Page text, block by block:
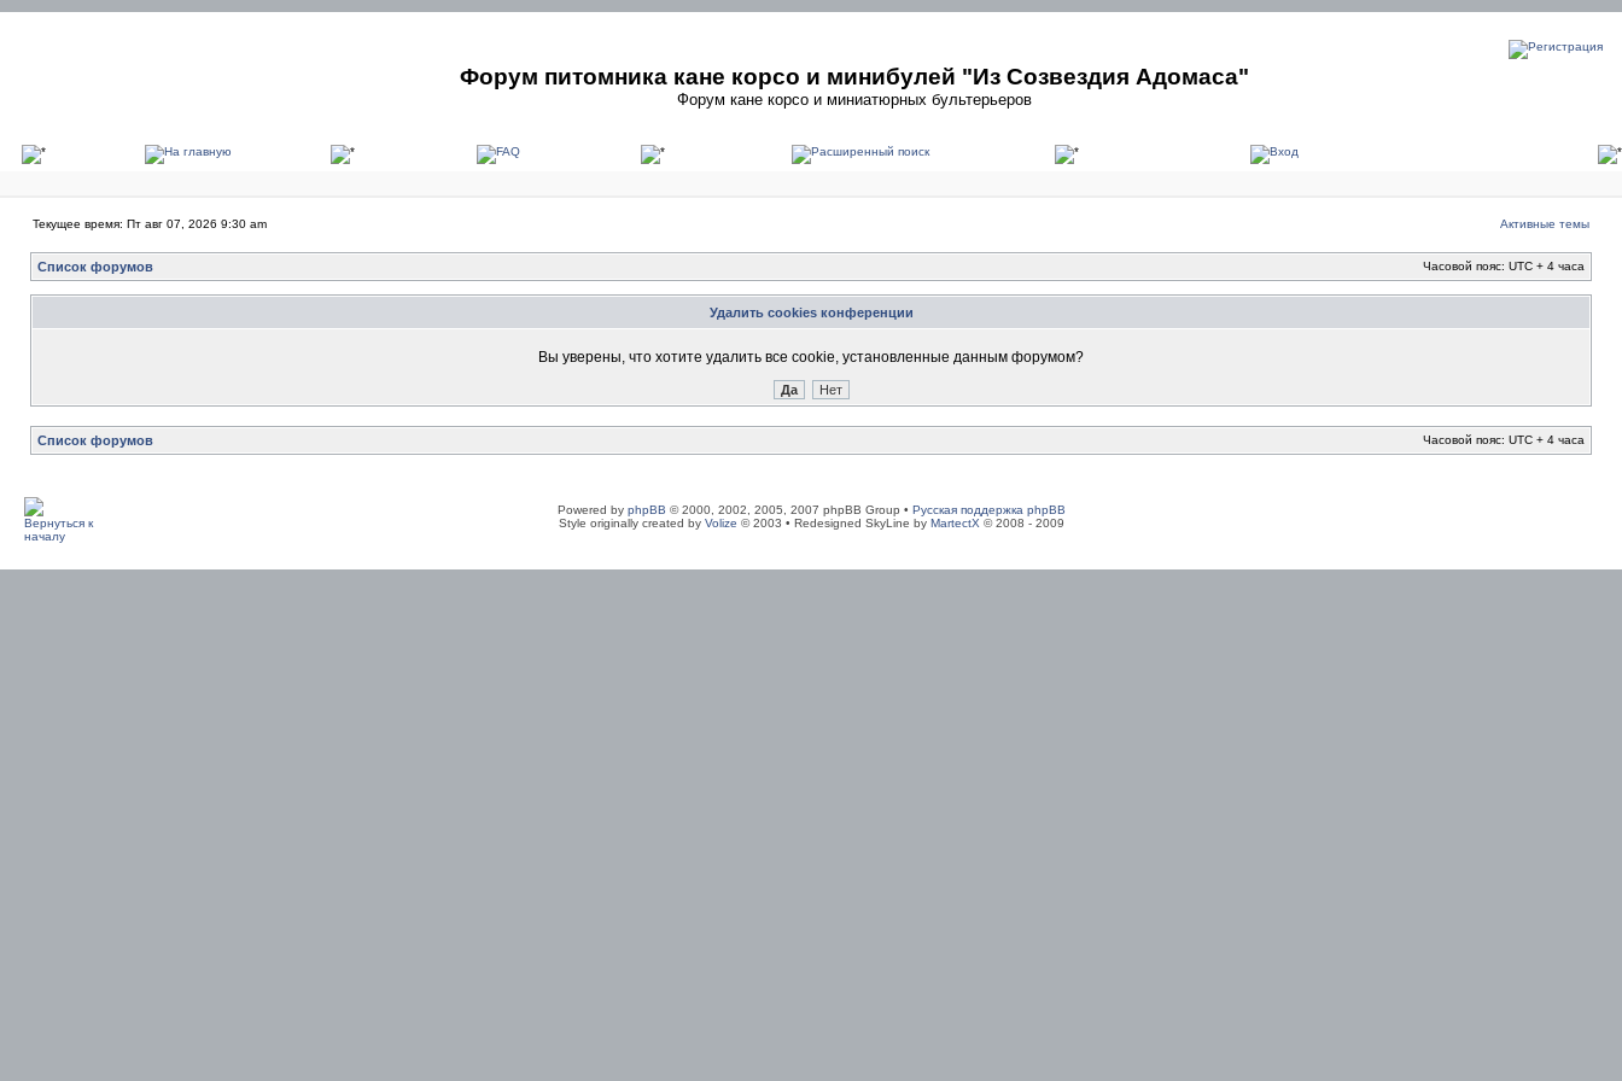
Форум питомника кане корсо и минибулей "Из Созвездия Адомаса"
Форум кане корсо и миниатюрных бультерьеров
Текущее время: Пт авг 07, 2026 9:30 am Активные темы
Список форумов Часовой пояс: UTC + 4 часа
Удалить cookies конференции
Вы уверены, что хотите удалить все cookie, установленные данным форумом?
Список форумов Часовой пояс: UTC + 4 часа
Powered by phpBB © 2000, 2002, 2005, 2007 phpBB Group • Русская поддержка phpBB
Style originally created by Volize © 2003 • Redesigned SkyLine by MartectX © 2008 - 2009